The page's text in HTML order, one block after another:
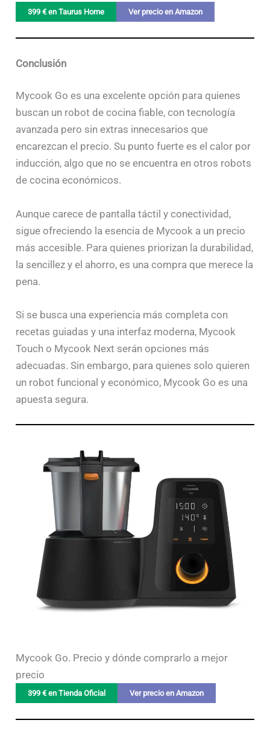
399 € en Taurus Home Ver precio en Amazon
Conclusión
Mycook Go es una excelente opción para quienes
buscan un robot de cocina fiable, con tecnología
avanzada pero sin extras innecesarios que
encarezcan el precio. Su punto fuerte es el calor por
inducción, algo que no se encuentra en otros robots
de cocina económicos.
Aunque carece de pantalla táctil y conectividad,
sigue ofreciendo la esencia de Mycook a un precio
más accesible. Para quienes priorizan la durabilidad,
la sencillez y el ahorro, es una compra que merece la
pena.
Si se busca una experiencia más completa con
recetas guiadas y una interfaz moderna, Mycook
Touch o Mycook Next serán opciones más
adecuadas. Sin embargo, para quienes solo quieren
un robot funcional y económico, Mycook Go es una
apuesta segura.
Mycook Go. Precio y dónde comprarlo a mejor
precio
399 € en Tienda Oficial Ver precio en Amazon